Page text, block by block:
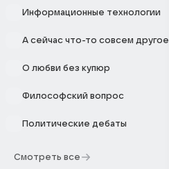
Информационные технологии
А сейчас что-то совсем другое
О любви без купюр
Философский вопрос
Политические дебаты
Смотреть все